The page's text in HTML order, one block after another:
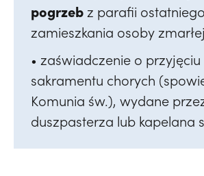
pogrzeb z parafii
zamieszkania osoby
• zaświadczenie o przyjęciu
sakramentu chorych
Komunia św.), wydane
duszpasterza lub kapelana